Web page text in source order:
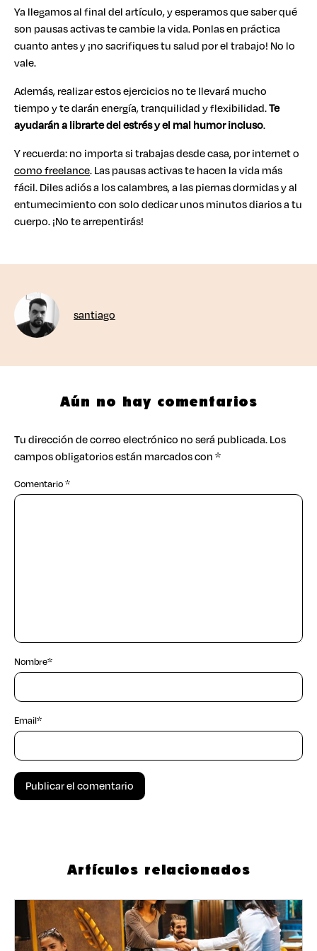
Ya llegamos al final del artículo, y esperamos que saber qué
son pausas activas te cambie la vida. Ponlas en práctica
cuanto antes y ¡no sacrifiques tu salud por el trabajo! No lo
vale.
Además, realizar estos ejercicios no te llevará mucho
tiempo y te darán energía, tranquilidad y flexibilidad.Te
ayudarán a librarte del estrés y el mal humor incluso.
Y recuerda: no importa si trabajas desde casa, por internet o
como freelance. Las pausas activas te hacen la vida más
fácil. Diles adiós a los calambres, a las piernas dormidas y al
entumecimiento con solo dedicar unos minutos diarios a tu
cuerpo. ¡No te arrepentirás!
santiago
Aún no hay comentarios
Tu dirección de correo electrónico no será publicada.Los
campos obligatorios están marcados con*
Comentario*
Nombre*
Email*
Artículos relacionados